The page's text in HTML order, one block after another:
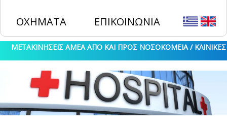
ΟΧΗΜΑΤΑ ΕΠΙΚΟΙΝΩΝΙΑ
ΜΕΤΑΚΙΝΗΣΕΙΣ ΑΜΕΑ ΑΠΟ ΚΑΙ ΠΡΟΣ ΝΟΣΟΚΟΜΕΙΑ / ΚΛΙΝΙΚΕΣ